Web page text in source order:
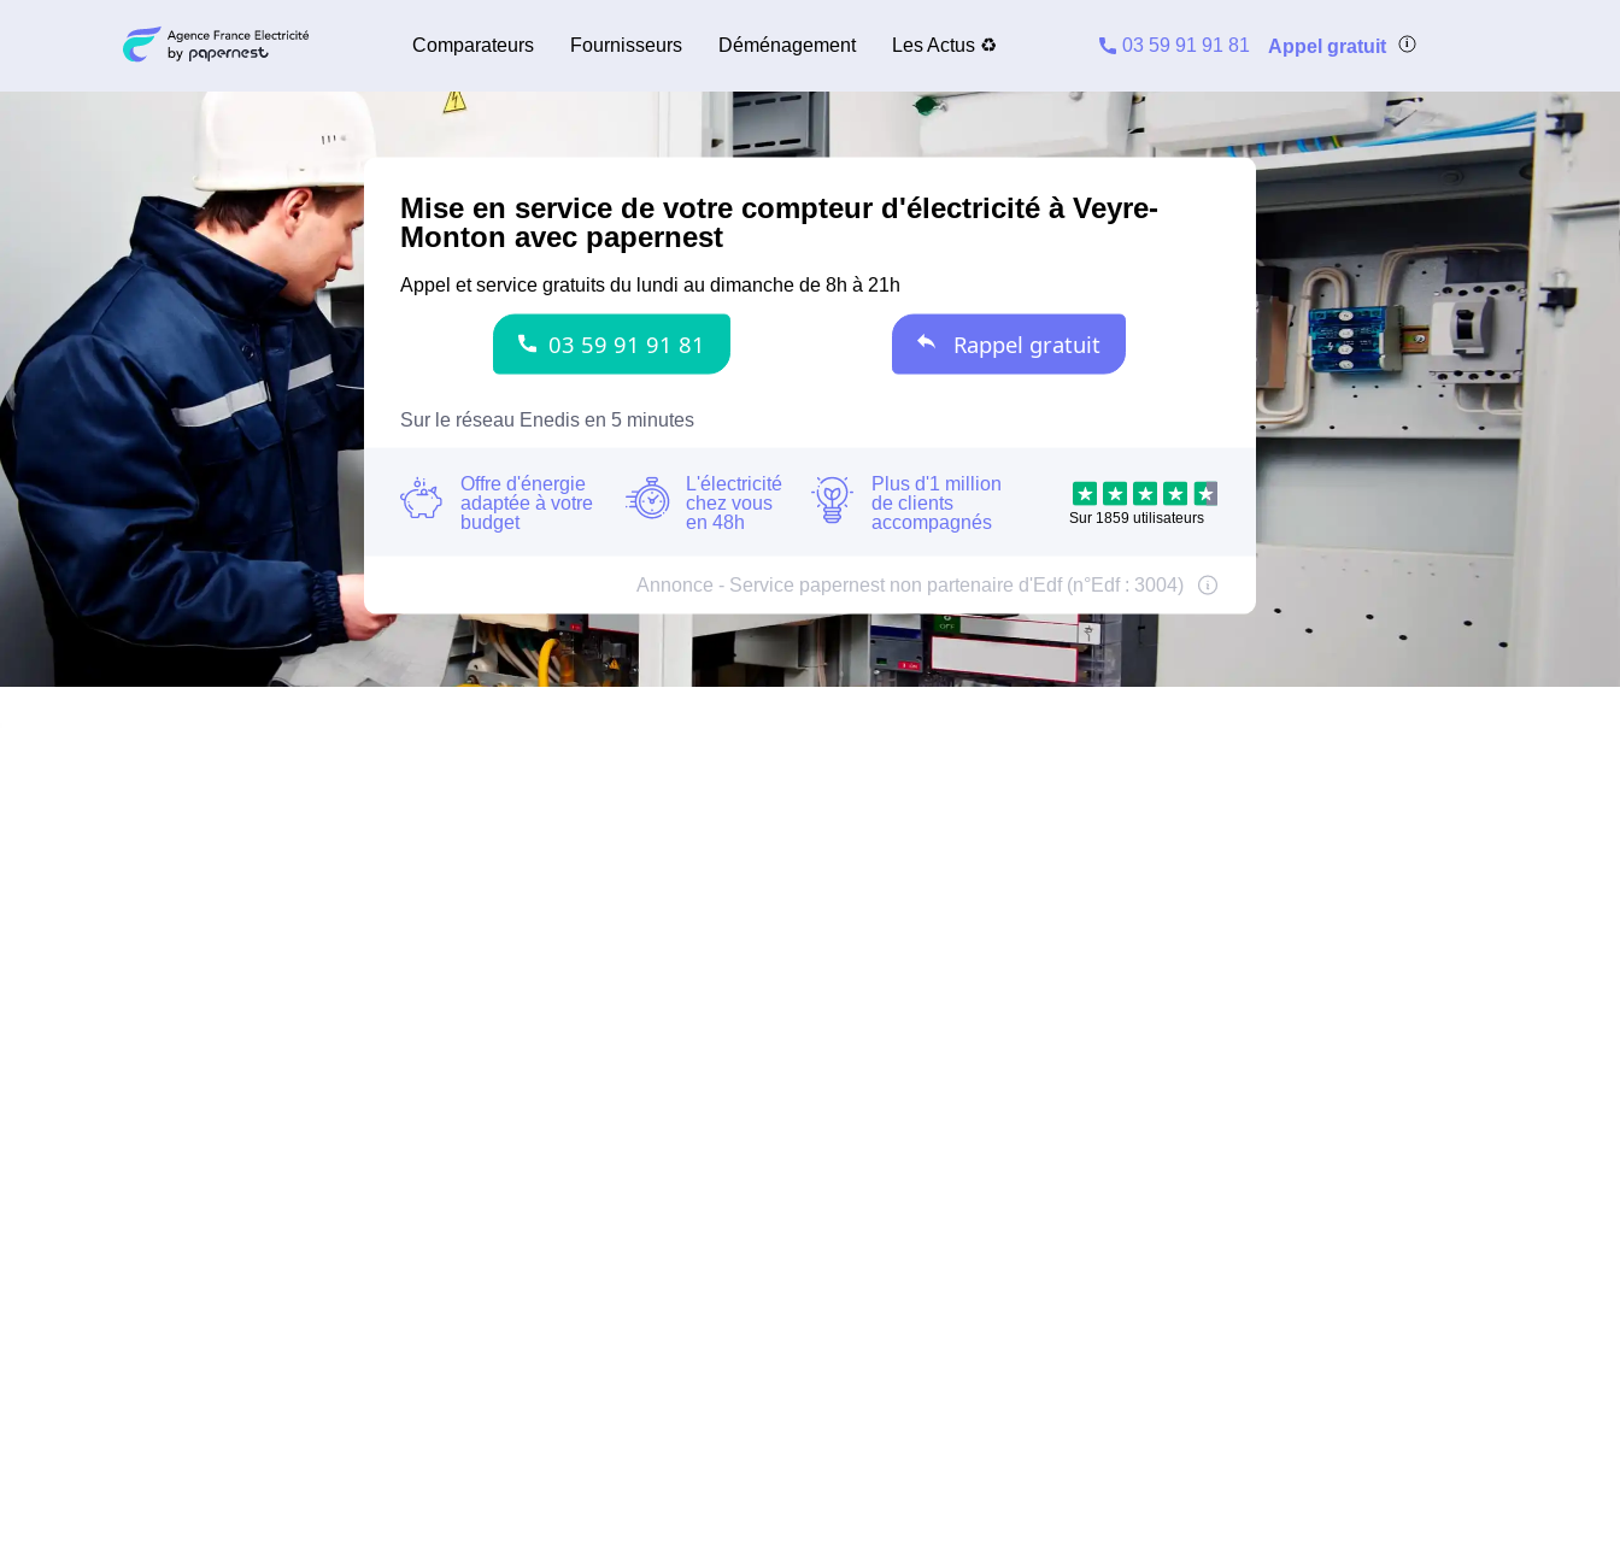
Comparateurs Fournisseurs Déménagement Les Actus ♻️ 03 59 91 91 81 Appel gratuit